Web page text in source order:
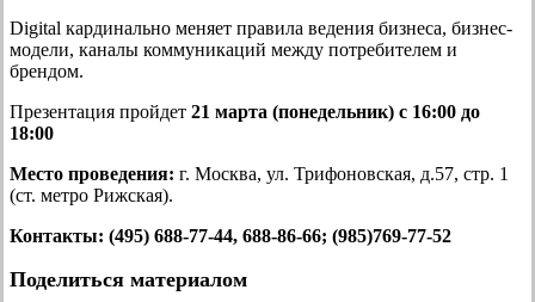
Digital кардинально меняет правила ведения бизнеса, бизнес-
модели, каналы коммуникаций между потребителем и
брендом.
Презентация пройдет 21 марта (понедельник) с 16:00 до
18:00
Место проведения: г. Москва, ул. Трифоновcкая, д.57, стр. 1
(ст. метро Рижская).
Контакты: (495) 688-77-44, 688-86-66; (985)769-77-52
Поделиться материалом